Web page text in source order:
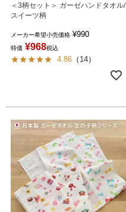
＜3柄セット＞ ガーゼハンドタオル/
スイーツ柄
メーカー希望小売価格 ¥990
特価 ¥968税込
4.86 （ 14）